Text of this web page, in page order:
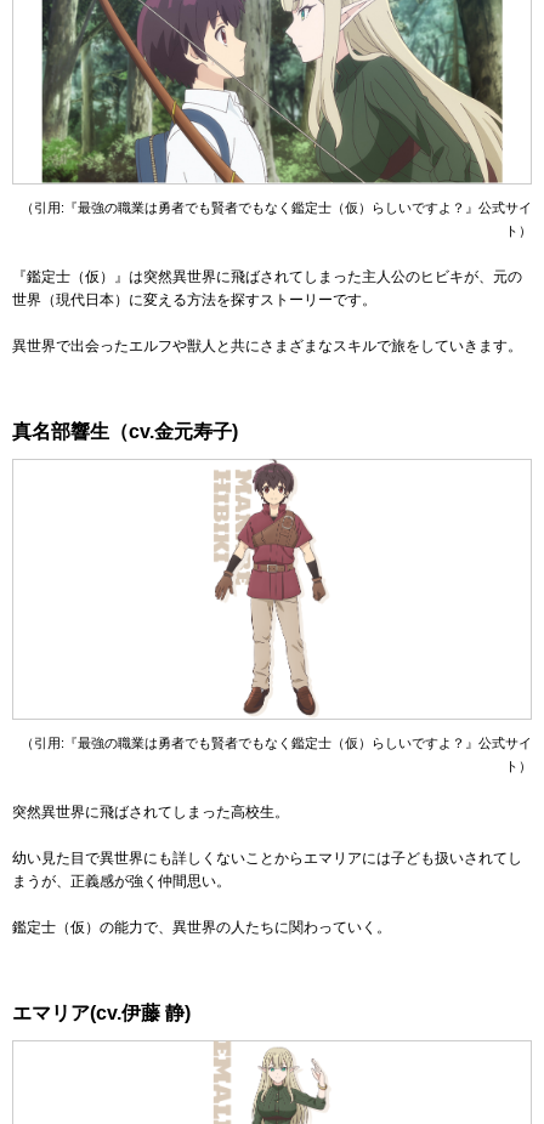
（引用:『最強の職業は勇者でも賢者でもなく鑑定士（仮）らしいですよ？』公式サイ
ト）
『鑑定士（仮）』は突然異世界に飛ばされてしまった主人公のヒビキが、元の
世界（現代日本）に変える方法を探すストーリーです。
異世界で出会ったエルフや獣人と共にさまざまなスキルで旅をしていきます。
真名部響生（cv.金元寿子)
（引用:『最強の職業は勇者でも賢者でもなく鑑定士（仮）らしいですよ？』公式サイ
ト）
突然異世界に飛ばされてしまった高校生。
幼い見た目で異世界にも詳しくないことからエマリアには子ども扱いされてし
まうが、正義感が強く仲間思い。
鑑定士（仮）の能力で、異世界の人たちに関わっていく。
エマリア(cv.伊藤 静)